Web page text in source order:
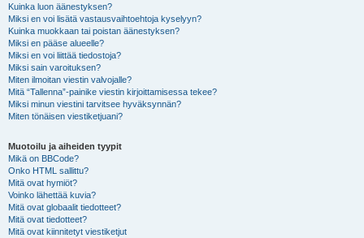
Kuinka luon äänestyksen?
Miksi en voi lisätä vastausvaihtoehtoja kyselyyn?
Kuinka muokkaan tai poistan äänestyksen?
Miksi en pääse alueelle?
Miksi en voi liittää tiedostoja?
Miksi sain varoituksen?
Miten ilmoitan viestin valvojalle?
Mitä “Tallenna”-painike viestin kirjoittamisessa tekee?
Miksi minun viestini tarvitsee hyväksynnän?
Miten tönäisen viestiketjuani?
Muotoilu ja aiheiden tyypit
Mikä on BBCode?
Onko HTML sallittu?
Mitä ovat hymiöt?
Voinko lähettää kuvia?
Mitä ovat globaalit tiedotteet?
Mitä ovat tiedotteet?
Mitä ovat kiinnitetyt viestiketjut